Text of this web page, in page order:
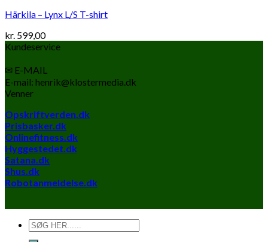
Härkila – Lynx L/S T-shirt
kr. 599,00
Kundeservice
✉ E-MAIL
E-mail: henrik@klostermedia.dk
Venner
Opskriftverden.dk
Prisbasker.dk
Onlinefitness.dk
Hyggestedet.dk
Satana.dk
Shus.dk
Robotanmeldelse.dk
Søg
efter: